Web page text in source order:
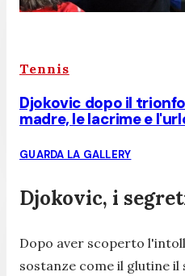
Tennis
Djokovic dopo il
madre, le lacrime e
GUARDA LA GALLERY
Djokovic, i
Dopo aver scoperto
sostanze come il glutine